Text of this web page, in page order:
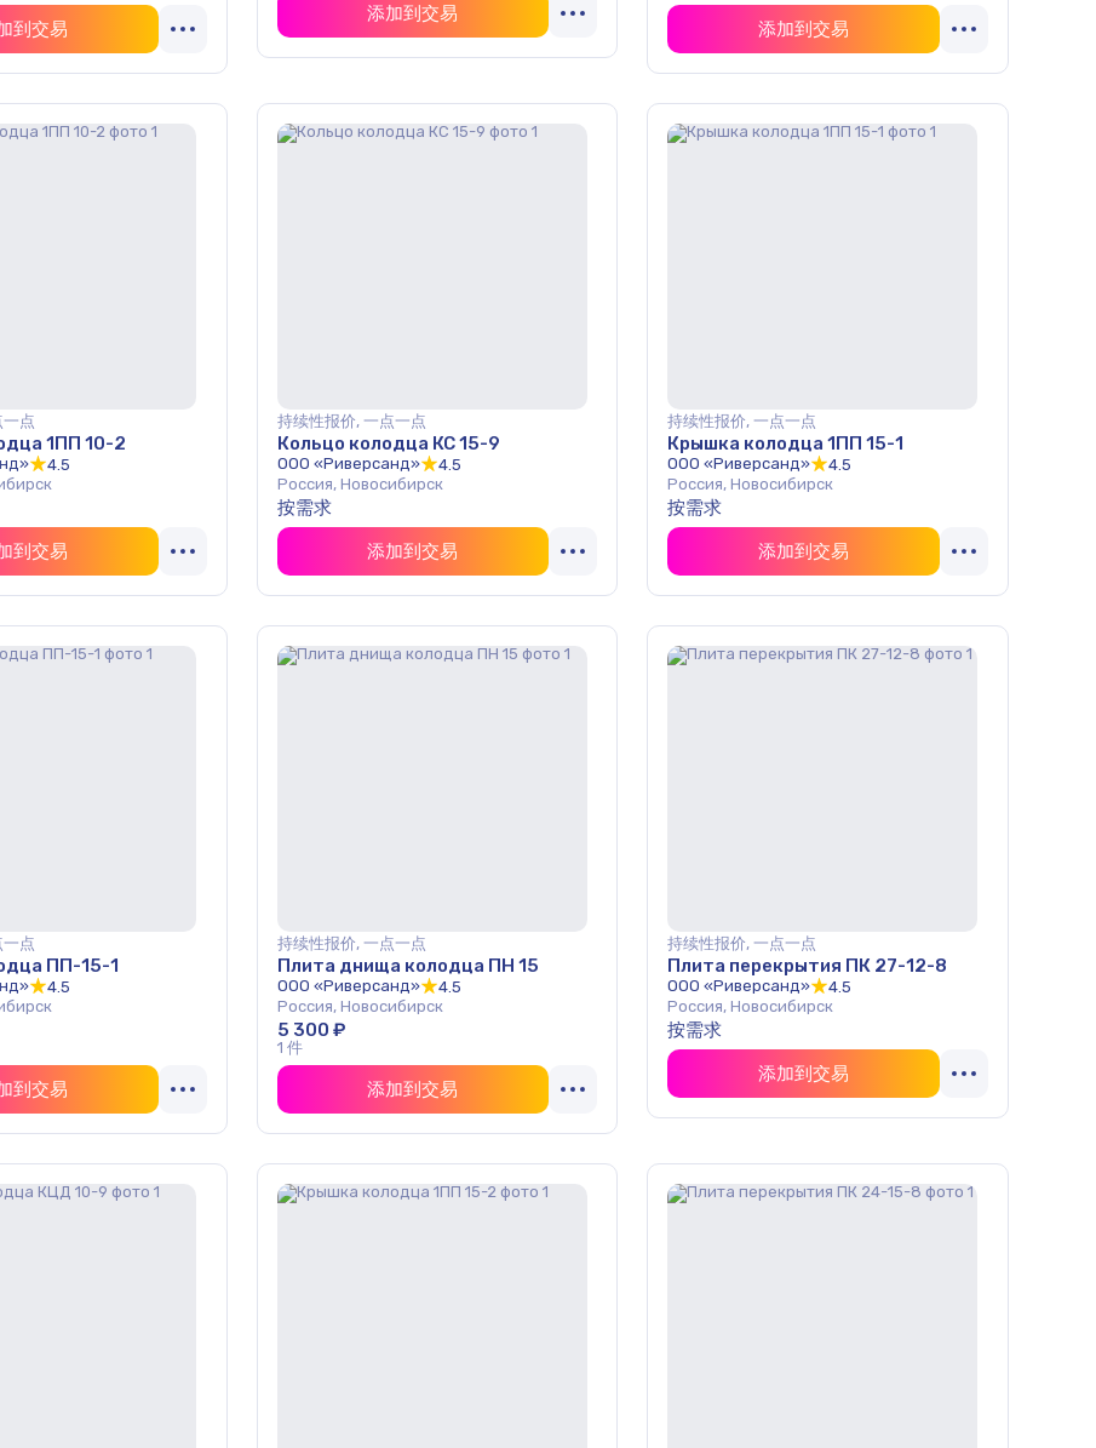
到交易
添加到交易
添加到交易
点
1ПП 10-2
4.5
到交易
持续性报价, 一点一点
Кольцо колодца КС 15-9
ООО «Риверсанд»
4.5
Россия, Новосибирск
按需求
添加到交易
持续性报价, 一点一点
Крышка колодца 1ПП 15-1
ООО «Риверсанд»
4.5
Россия, Новосибирск
按需求
添加到交易
点
ПП-15-1
4.5
到交易
持续性报价, 一点一点
Плита днища колодца ПН 15
ООО «Риверсанд»
4.5
Россия, Новосибирск
5 300 ₽
1 件
添加到交易
持续性报价, 一点一点
Плита перекрытия ПК 27-12-8
ООО «Риверсанд»
4.5
Россия, Новосибирск
按需求
添加到交易